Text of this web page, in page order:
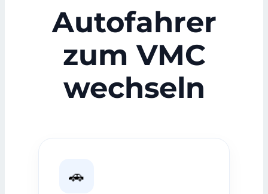
Autofahrer
zum VMC
wechseln
🚗